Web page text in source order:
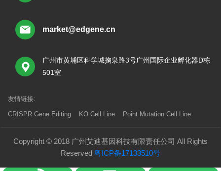
market@edgene.cn
广州市黄埔区科学城掬泉路3号广州国际企业孵化器D栋
501室
友情链接:
CRISPR Gene Editing KO Cell Line Point Mutation Cell Line
Copyright © 2018 广州艾迪基因科技有限责任公司 All Rights
Reserved 粤ICP备17133510号